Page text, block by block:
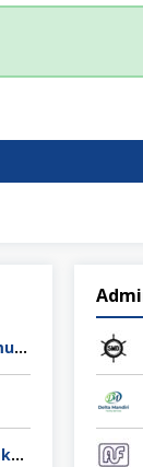
Danru Security PT Toeng Makmur Surabaya
Satpam PT Kalbe Farma Tbk, Jakarta Pusat